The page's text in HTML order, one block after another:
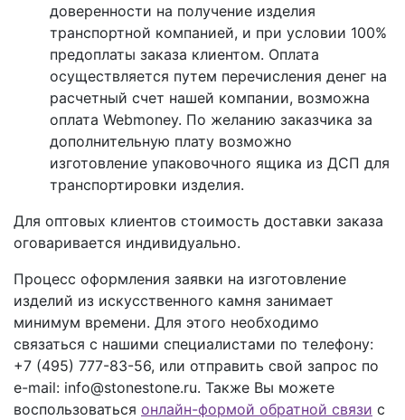
доверенности на получение изделия
транспортной компанией, и при условии 100%
предоплаты заказа клиентом. Оплата
осуществляется путем перечисления денег на
расчетный счет нашей компании, возможна
оплата Webmoney. По желанию заказчика за
дополнительную плату возможно
изготовление упаковочного ящика из ДСП для
транспортировки изделия.
Для оптовых клиентов стоимость доставки заказа
оговаривается индивидуально.
Процесс оформления заявки на изготовление
изделий из искусственного камня занимает
минимум времени. Для этого необходимо
связаться с нашими специалистами по телефону:
+7 (495) 777-83-56, или отправить свой запрос по
e-mail: info@stonestone.ru. Также Вы можете
воспользоваться онлайн-формой обратной связи с